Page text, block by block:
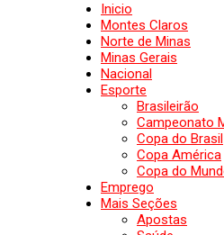
Inicio
Montes Claros
Norte de Minas
Minas Gerais
Nacional
Esporte
Brasileirão
Campeonato
Copa do Brasil
Copa América
Copa do
Emprego
Mais Seções
Apostas